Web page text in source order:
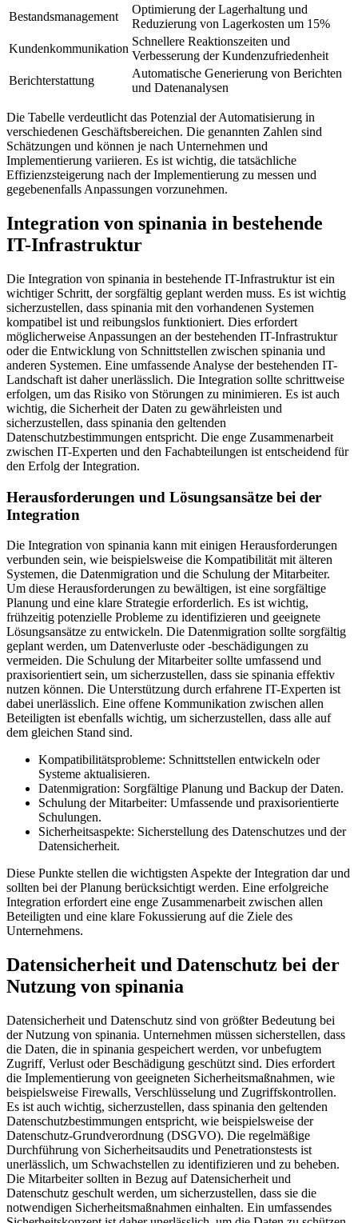
Bestandsmanagement
Optimierung der Lagerhaltung und
Reduzierung von Lagerkosten um 15%
Kundenkommunikation
Schnellere Reaktionszeiten und
Verbesserung der Kundenzufriedenheit
Berichterstattung
Automatische Generierung von Berichten
und Datenanalysen
Die Tabelle verdeutlicht das Potenzial der Automatisierung in
verschiedenen Geschäftsbereichen. Die genannten Zahlen sind
Schätzungen und können je nach Unternehmen und
Implementierung variieren. Es ist wichtig, die tatsächliche
Effizienzsteigerung nach der Implementierung zu messen und
gegebenenfalls Anpassungen vorzunehmen.
Integration von spinania in bestehende
IT-Infrastruktur
Die Integration von spinania in bestehende IT-Infrastruktur ist ein
wichtiger Schritt, der sorgfältig geplant werden muss. Es ist wichtig
sicherzustellen, dass spinania mit den vorhandenen Systemen
kompatibel ist und reibungslos funktioniert. Dies erfordert
möglicherweise Anpassungen an der bestehenden IT-Infrastruktur
oder die Entwicklung von Schnittstellen zwischen spinania und
anderen Systemen. Eine umfassende Analyse der bestehenden IT-
Landschaft ist daher unerlässlich. Die Integration sollte schrittweise
erfolgen, um das Risiko von Störungen zu minimieren. Es ist auch
wichtig, die Sicherheit der Daten zu gewährleisten und
sicherzustellen, dass spinania den geltenden
Datenschutzbestimmungen entspricht. Die enge Zusammenarbeit
zwischen IT-Experten und den Fachabteilungen ist entscheidend für
den Erfolg der Integration.
Herausforderungen und Lösungsansätze bei der
Integration
Die Integration von spinania kann mit einigen Herausforderungen
verbunden sein, wie beispielsweise die Kompatibilität mit älteren
Systemen, die Datenmigration und die Schulung der Mitarbeiter.
Um diese Herausforderungen zu bewältigen, ist eine sorgfältige
Planung und eine klare Strategie erforderlich. Es ist wichtig,
frühzeitig potenzielle Probleme zu identifizieren und geeignete
Lösungsansätze zu entwickeln. Die Datenmigration sollte sorgfältig
geplant werden, um Datenverluste oder -beschädigungen zu
vermeiden. Die Schulung der Mitarbeiter sollte umfassend und
praxisorientiert sein, um sicherzustellen, dass sie spinania effektiv
nutzen können. Die Unterstützung durch erfahrene IT-Experten ist
dabei unerlässlich. Eine offene Kommunikation zwischen allen
Beteiligten ist ebenfalls wichtig, um sicherzustellen, dass alle auf
dem gleichen Stand sind.
Kompatibilitätsprobleme: Schnittstellen entwickeln oder
Systeme aktualisieren.
Datenmigration: Sorgfältige Planung und Backup der Daten.
Schulung der Mitarbeiter: Umfassende und praxisorientierte
Schulungen.
Sicherheitsaspekte: Sicherstellung des Datenschutzes und der
Datensicherheit.
Diese Punkte stellen die wichtigsten Aspekte der Integration dar und
sollten bei der Planung berücksichtigt werden. Eine erfolgreiche
Integration erfordert eine enge Zusammenarbeit zwischen allen
Beteiligten und eine klare Fokussierung auf die Ziele des
Unternehmens.
Datensicherheit und Datenschutz bei der
Nutzung von spinania
Datensicherheit und Datenschutz sind von größter Bedeutung bei
der Nutzung von spinania. Unternehmen müssen sicherstellen, dass
die Daten, die in spinania gespeichert werden, vor unbefugtem
Zugriff, Verlust oder Beschädigung geschützt sind. Dies erfordert
die Implementierung von geeigneten Sicherheitsmaßnahmen, wie
beispielsweise Firewalls, Verschlüsselung und Zugriffskontrollen.
Es ist auch wichtig, sicherzustellen, dass spinania den geltenden
Datenschutzbestimmungen entspricht, wie beispielsweise der
Datenschutz-Grundverordnung (DSGVO). Die regelmäßige
Durchführung von Sicherheitsaudits und Penetrationstests ist
unerlässlich, um Schwachstellen zu identifizieren und zu beheben.
Die Mitarbeiter sollten in Bezug auf Datensicherheit und
Datenschutz geschult werden, um sicherzustellen, dass sie die
notwendigen Sicherheitsmaßnahmen einhalten. Ein umfassendes